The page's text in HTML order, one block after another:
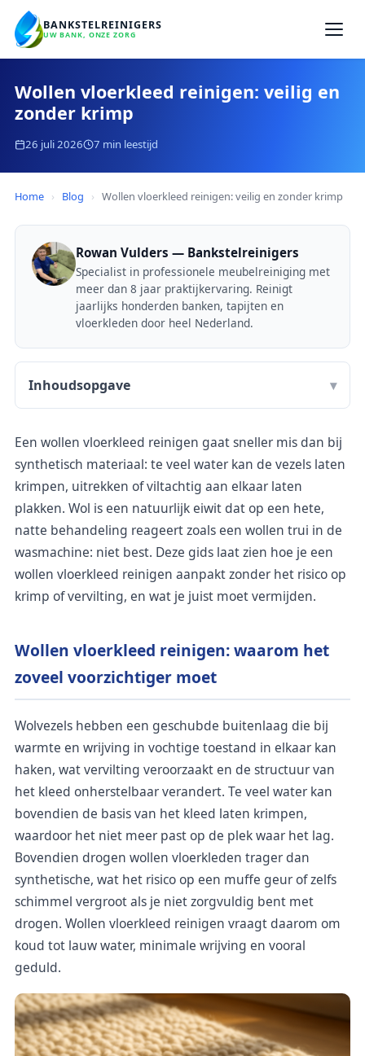
BANKSTELREINIGERS
UW BANK, ONZE ZORG
Wollen vloerkleed reinigen: veilig en
zonder krimp
26 juli 2026 7 min leestijd
Home › Blog › Wollen vloerkleed reinigen: veilig en zonder krimp
Rowan Vulders — Bankstelreinigers
Specialist in professionele meubelreiniging met
meer dan 8 jaar praktijkervaring. Reinigt
jaarlijks honderden banken, tapijten en
vloerkleden door heel Nederland.
Een wollen vloerkleed reinigen gaat sneller mis dan bij
synthetisch materiaal: te veel water kan de vezels laten
krimpen, uitrekken of viltachtig aan elkaar laten
plakken. Wol is een natuurlijk eiwit dat op een hete,
natte behandeling reageert zoals een wollen trui in de
wasmachine: niet best. Deze gids laat zien hoe je een
wollen vloerkleed reinigen aanpakt zonder het risico op
krimp of vervilting, en wat je juist moet vermijden.
Wollen vloerkleed reinigen: waarom het
zoveel voorzichtiger moet
Wolvezels hebben een geschubde buitenlaag die bij
warmte en wrijving in vochtige toestand in elkaar kan
haken, wat vervilting veroorzaakt en de structuur van
het kleed onherstelbaar verandert. Te veel water kan
bovendien de basis van het kleed laten krimpen,
waardoor het niet meer past op de plek waar het lag.
Bovendien drogen wollen vloerkleden trager dan
synthetische, wat het risico op een muffe geur of zelfs
schimmel vergroot als je niet zorgvuldig bent met
drogen. Wollen vloerkleed reinigen vraagt daarom om
koud tot lauw water, minimale wrijving en vooral
geduld.
Inhoudsopgave